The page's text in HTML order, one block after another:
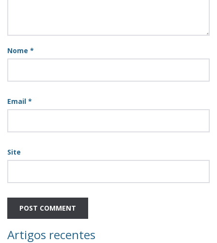
Nome *
Email *
Site
Artigos recentes